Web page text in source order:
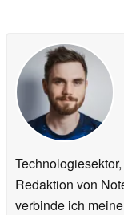
Redaktion von
verbinde ich